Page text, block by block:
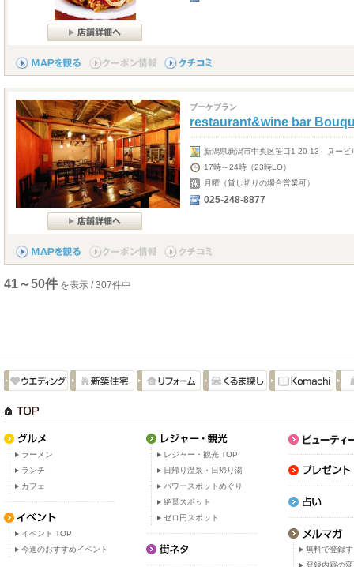
ブーケブラン
restaurant&wine bar
新潟県新潟市中央区笹口1-20-13 ヌービ
17時～24時（23時LO）
月曜（貸し切りの場合営業可）
025-248-8877
41～50件 を表示 / 307件中
ラーメン
ランチ
カフェ
イベント TOP
今週のおすすめイベント
レジャー・観光 TOP
日帰り温泉・日帰り湯
パワースポットめぐり
絶景スポット
ゼロ円スポット
無料で登録
登録内容の